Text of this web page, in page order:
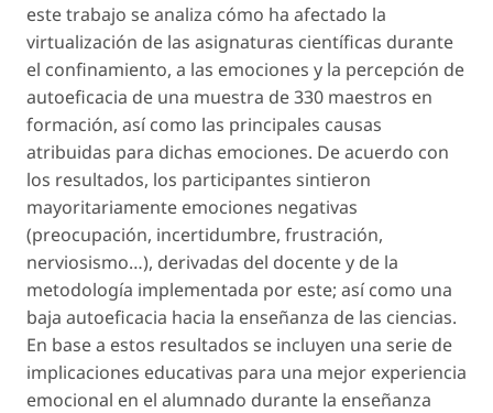
este trabajo se analiza cómo ha afectado la
virtualización de las asignaturas científicas durante
el confinamiento, a las emociones y la percepción de
autoeficacia de una muestra de 330 maestros en
formación, así como las principales causas
atribuidas para dichas emociones. De acuerdo con
los resultados, los participantes sintieron
mayoritariamente emociones negativas
(preocupación, incertidumbre, frustración,
nerviosismo…), derivadas del docente y de la
metodología implementada por este; así como una
baja autoeficacia hacia la enseñanza de las ciencias.
En base a estos resultados se incluyen una serie de
implicaciones educativas para una mejor experiencia
emocional en el alumnado durante la enseñanza